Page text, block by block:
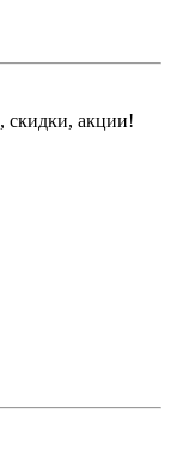
, скидки, акции!